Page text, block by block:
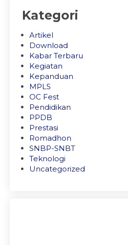
Kategori
Artikel
Download
Kabar Terbaru
Kegiatan
Kepanduan
MPLS
OC Fest
Pendidikan
PPDB
Prestasi
Romadhon
SNBP-SNBT
Teknologi
Uncategorized